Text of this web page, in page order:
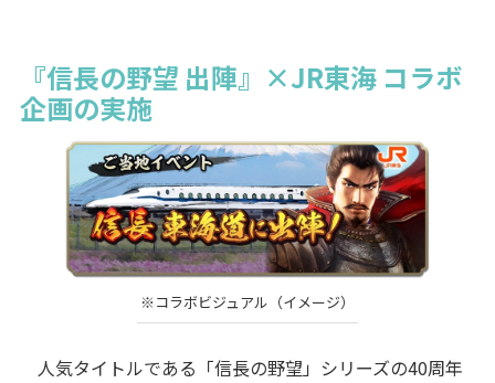
『信長の野望 出陣』×JR東海 コラボ
企画の実施
※コラボビジュアル（イメージ）
人気タイトルである「信長の野望」シリーズの40周年